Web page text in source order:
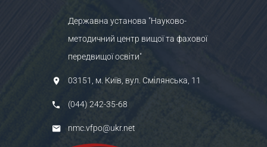
Державна установа "Науково-
методичний центр вищої та фахової
передвищої освіти"
03151, м. Київ, вул. Смілянська, 11
(044) 242-35-68
nmc.vfpo@ukr.net